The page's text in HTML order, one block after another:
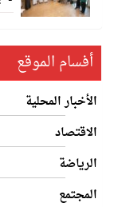
أفسام الموقع
الأخبار المحلية
الاقتصاد
الرياضة
المجتمع